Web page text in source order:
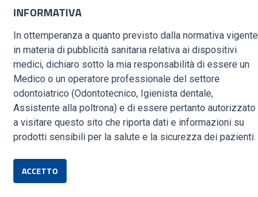
alla preparazione
INFORMATIVA
In ottemperanza a quanto previsto dalla normativa vigente
in materia di pubblicità sanitaria relativa ai dispositivi
medici, dichiaro sotto la mia responsabilità di essere un
Medico o un operatore professionale del settore
odontoiatrico (Odontotecnico, Igienista dentale,
Assistente alla poltrona) e di essere pertanto autorizzato
a visitare questo sito che riporta dati e informazioni su
prodotti sensibili per la salute e la sicurezza dei pazienti.
ACCETTO